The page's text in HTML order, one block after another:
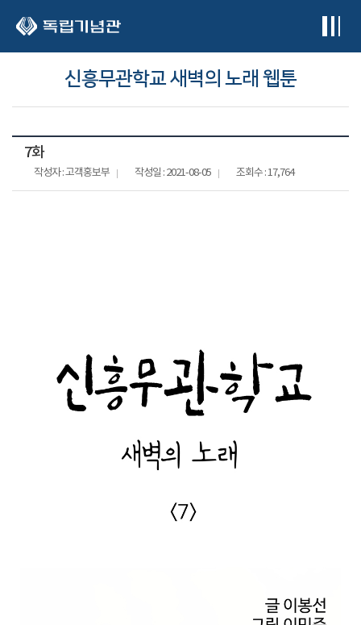
신흥무관학교 새벽의 노래 웹툰
7화
작성자 : 고객홍보부 작성일 : 2021-08-05 조회수 : 17,764